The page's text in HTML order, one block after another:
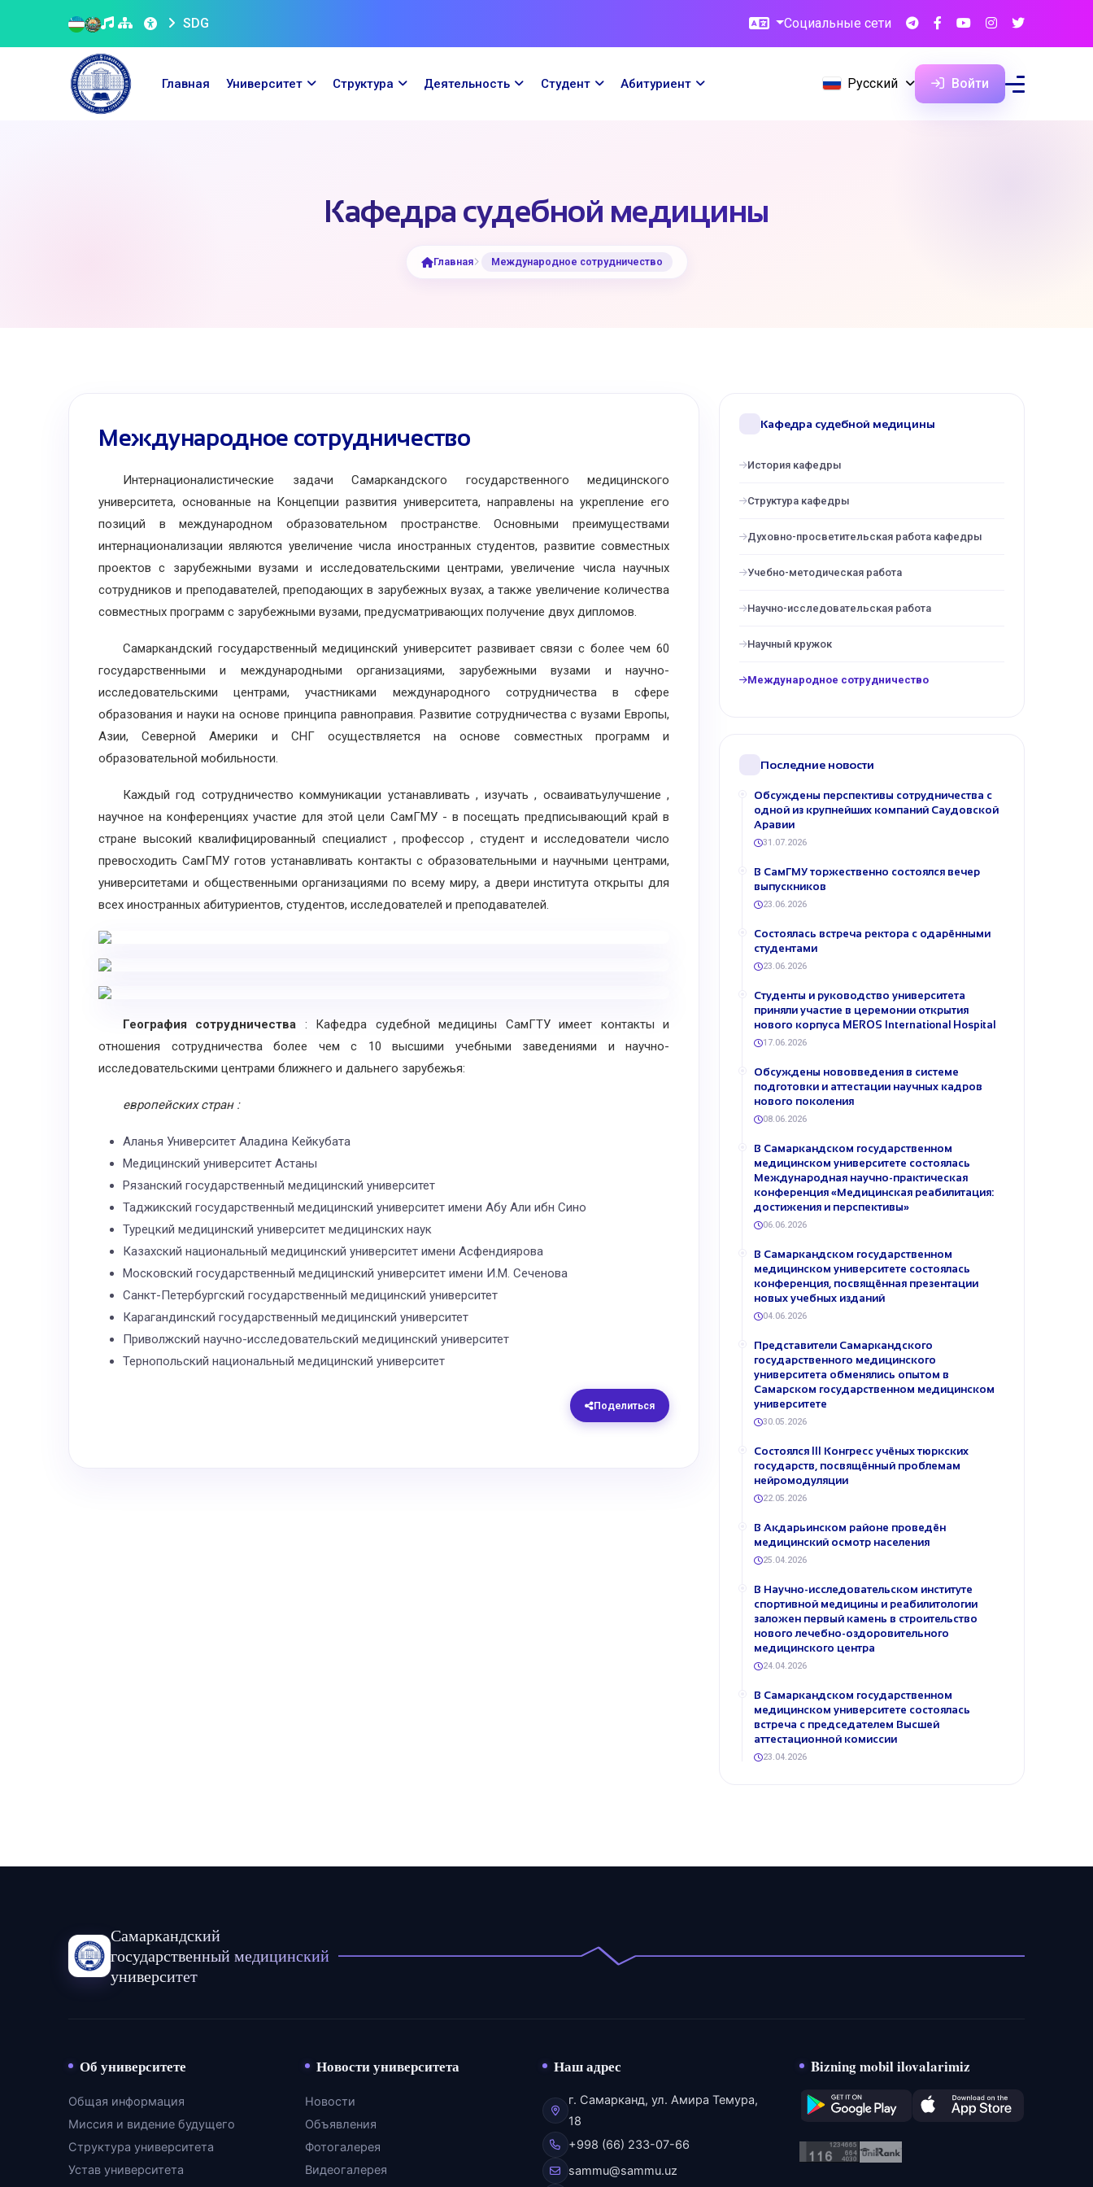
SDG Социальные сети
Главная Университет Структура Деятельность Cтудент Абитуриент Русский Войти
Кафедра судебной медицины
Главная Международное сотрудничество
Международное сотрудничество
Интернационалистические задачи Самаркандского государственного медицинского
университета, основанные на Концепции развития университета, направлены на укрепление его
позиций в международном образовательном пространстве. Основными преимуществами
интернационализации являются увеличение числа иностранных студентов, развитие совместных
проектов с зарубежными вузами и исследовательскими центрами, увеличение числа научных
сотрудников и преподавателей, преподающих в зарубежных вузах, а также увеличение количества
совместных программ с зарубежными вузами, предусматривающих получение двух дипломов.
Самаркандский государственный медицинский университет развивает связи с более чем 60
государственными и международными организациями, зарубежными вузами и научно-
исследовательскими центрами, участниками международного сотрудничества в сфере
образования и науки на основе принципа равноправия. Развитие сотрудничества с вузами Европы,
Азии, Северной Америки и СНГ осуществляется на основе совместных программ и
образовательной мобильности.
Каждый год сотрудничество коммуникации устанавливать , изучать , осваиватьулучшение ,
научное на конференциях участие для этой цели СамГМУ - в посещать предписывающий край в
стране высокий квалифицированный специалист , профессор , студент и исследователи число
превосходить СамГМУ готов устанавливать контакты с образовательными и научными центрами,
университетами и общественными организациями по всему миру, а двери института открыты для
всех иностранных абитуриентов, студентов, исследователей и преподавателей.
География сотрудничества : Кафедра судебной медицины СамГТУ имеет контакты и
отношения сотрудничества более чем с 10 высшими учебными заведениями и научно-
исследовательскими центрами ближнего и дальнего зарубежья:
европейскихстран :
Аланья Университет Аладина Кейкубата
Медицинский университет Астаны
Рязанский государственный медицинский университет
Таджикский государственный медицинский университет имени Абу Али ибн Сино
Турецкий медицинский университет медицинских наук
Казахский национальный медицинский университет имени Асфендиярова
Московский государственный медицинский университет имени И.М. Сеченова
Санкт-Петербургский государственный медицинский университет
Карагандинский государственный медицинский университет
Приволжский научно-исследовательский медицинский университет
Тернопольский национальный медицинский университет
Поделиться
Кафедра судебной медицины
История кафедры
Структура кафедры
Духовно-просветительская работа кафедры
Учебно-методическая работа
Научно-исследовательская работа
Научный кружок
Международное сотрудничество
Последние новости
Обсуждены перспективы сотрудничества с
одной из крупнейших компаний Саудовской
Аравии
31.07.2026
В СамГМУ торжественно состоялся вечер
выпускников
23.06.2026
Состоялась встреча ректора с одарёнными
студентами
23.06.2026
Студенты и руководство университета
приняли участие в церемонии открытия
нового корпуса MEROS International Hospital
17.06.2026
Обсуждены нововведения в системе
подготовки и аттестации научных кадров
нового поколения
08.06.2026
В Самаркандском государственном
медицинском университете состоялась
Международная научно-практическая
конференция «Медицинская реабилитация:
достижения и перспективы»
06.06.2026
В Самаркандском государственном
медицинском университете состоялась
конференция, посвящённая презентации
новых учебных изданий
04.06.2026
Представители Самаркандского
государственного медицинского
университета обменялись опытом в
Самарском государственном медицинском
университете
30.05.2026
Состоялся III Конгресс учёных тюркских
государств, посвящённый проблемам
нейромодуляции
22.05.2026
В Акдарьинском районе проведён
медицинский осмотр населения
25.04.2026
В Научно-исследовательском институте
спортивной медицины и реабилитологии
заложен первый камень в строительство
нового лечебно-оздоровительного
медицинского центра
24.04.2026
В Самаркандском государственном
медицинском университете состоялась
встреча с председателем Высшей
аттестационной комиссии
23.04.2026
Самаркандский
государственный медицинский
университет
Об университете
Общая информация
Миссия и видение будущего
Структура университета
Устав университета
Новости университета
Новости
Объявления
Фотогалерея
Видеогалерея
Наш адрес
г. Самарканд, ул. Амира Темура,
18
+998 (66) 233-07-66
sammu@sammu.uz
Bizning mobil ilovalarimiz